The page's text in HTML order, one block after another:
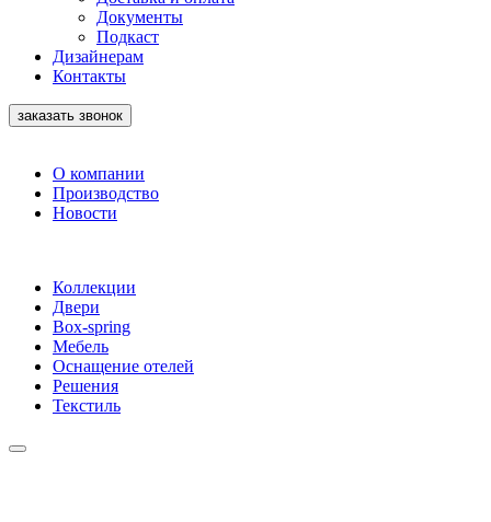
Документы
Подкаст
Дизайнерам
Контакты
заказать звонок
О компании
Производство
Новости
Коллекции
Двери
Box-spring
Мебель
Оснащение отелей
Решения
Текстиль